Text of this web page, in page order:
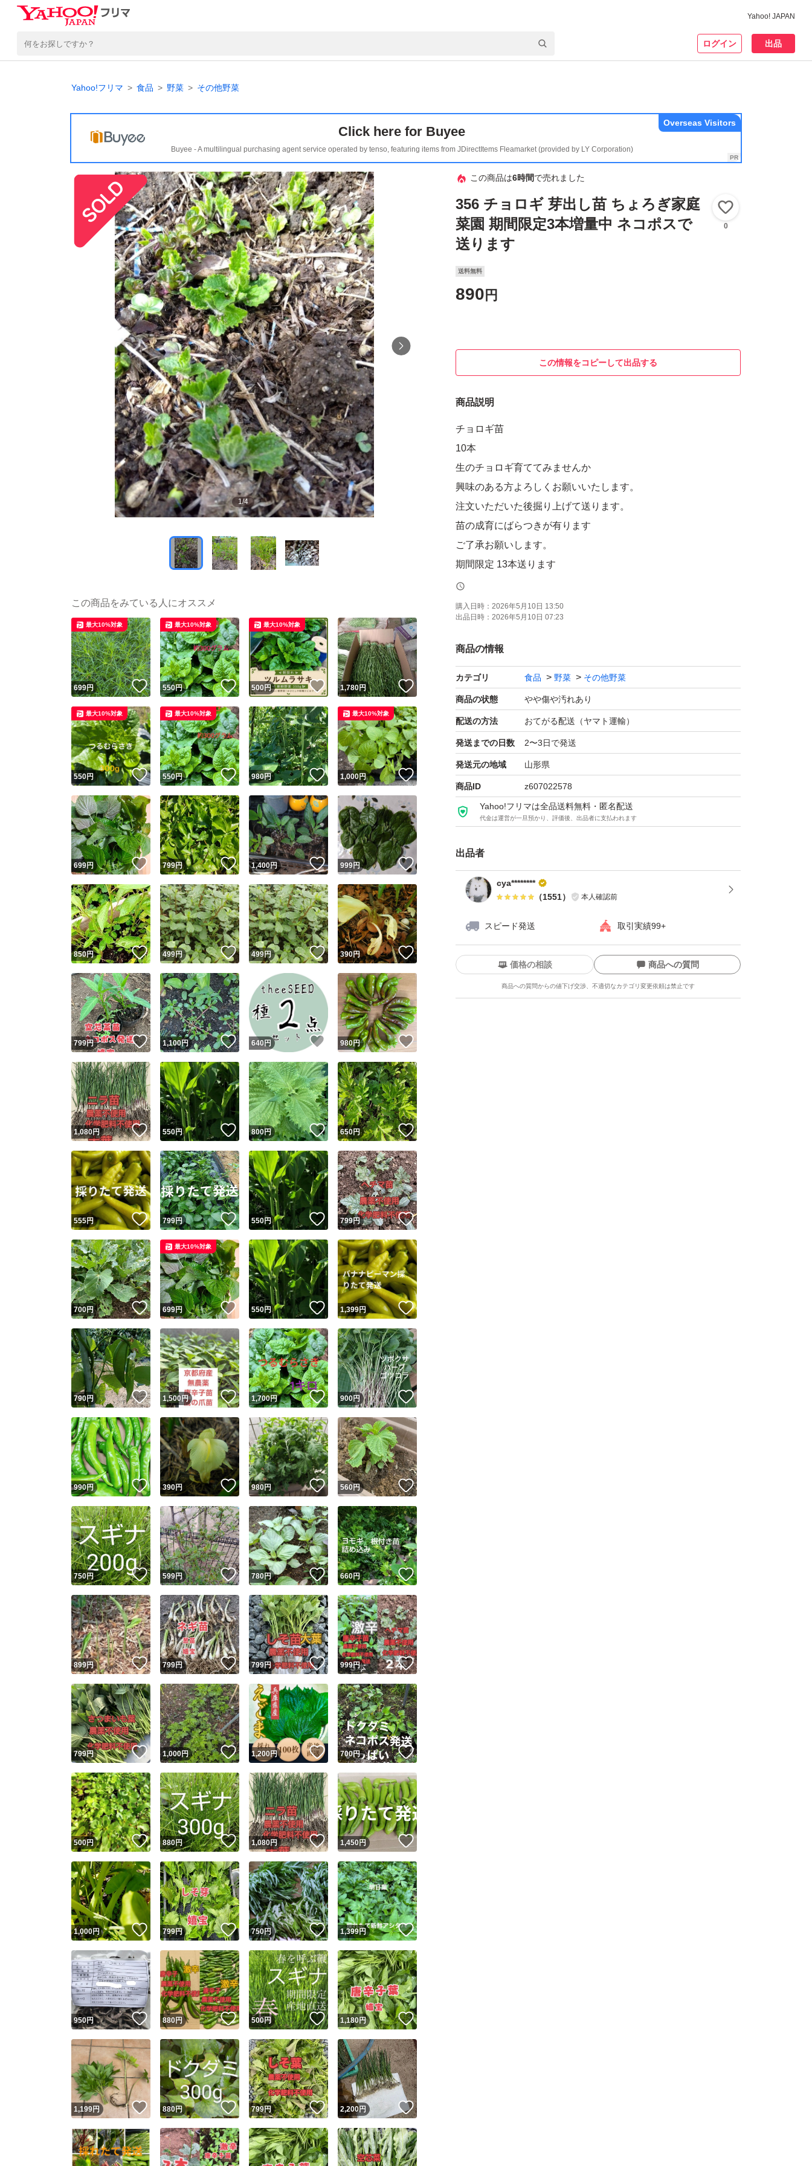
Yahoo! JAPAN
ログイン 出品
Yahoo!フリマ 食品 野菜 その他野菜
Click here for Buyee
Buyee - A multilingual purchasing agent service operated by tenso, featuring items from JDirectItems Fleamarket (provided by LY Corporation)
Overseas Visitors
1/4
この商品は6時間で売れました
356 チョロギ 芽出し苗 ちょろぎ家庭
菜園 期間限定3本増量中 ネコポスで
送ります
0
送料無料
890 円
この情報をコピーして出品する
商品説明
チョロギ苗
10本
生のチョロギ育ててみませんか
興味のある方よろしくお願いいたします。
注文いただいた後掘り上げて送ります。
苗の成育にばらつきが有ります
ご了承お願いします。
期間限定 13本送ります
毎日成長しますので画像は参考です
購入日時： 2026年5月10日 13:50
出品日時： 2026年5月10日 07:23
商品の情報
カテゴリ 食品 野菜 その他野菜
商品の状態 やや傷や汚れあり
配送の方法 おてがる配送（ヤマト運輸）
発送までの日数 2〜3日で発送
発送元の地域 山形県
商品ID z607022578
Yahoo!フリマは全品送料無料・匿名配送
代金は運営が一旦預かり、評価後、出品者に支払われます
出品者
cya********
（1551） 本人確認前
スピード発送 取引実績99+
ユーザーの実績について
Yahoo!フリマが定めた一定の基準を満たしたユーザーにバッジを付与しています
安心取引出品者
安心取引出品者 Yahoo!フリマの基準をクリアした安心・安全なユーザーです
取引実績
取引実績◯+ このユーザーはYahoo!フリマの取引を完了させた実績があります
他フリマ実績◯+ このユーザーは他フリマサービスでの取引実績があります
スピード&安心発送
※このバッジは実績に基づく表示であり、発送を保証しているものではありません
スピード＆安心発送
このユーザーは高頻度で24時間以内＆設定した発送日数内に発送してい
ます
スピード発送 このユーザーは高頻度で24時間以内に発送しています
安心発送 このユーザーは設定した発送日数内に発送しています
価格の相談 商品への質問
商品への質問からの値下げ交渉、不適切なカテゴリ変更依頼は禁止です
この商品の情報をコピーします
商品画像の 無断転載は禁止されています
コピーは1商品につき1回です
出品ページへ
キャンセル
この商品をみている人にオススメ
699円 いいね！
最大10%対象
550円 いいね！
最大10%対象
500円 いいね！
最大10%対象
1,780円 いいね！
550円 いいね！
最大10%対象
550円 いいね！
最大10%対象
980円 いいね！
1,000円 いいね！
最大10%対象
699円 いいね！
799円 いいね！
1,400円 いいね！
999円 いいね！
850円 いいね！
499円 いいね！
499円 いいね！
390円 いいね！
799円 いいね！
1,100円 いいね！
640円 いいね！
980円 いいね！
1,080円 いいね！
550円 いいね！
800円 いいね！
650円 いいね！
555円 いいね！
799円 いいね！
550円 いいね！
799円 いいね！
700円 いいね！
699円 いいね！
最大10%対象
550円 いいね！
1,399円 いいね！
790円 いいね！
1,500 円 いいね！
1,700円 いいね！
900円 いいね！
990円 いいね！
390円 いいね！
980円 いいね！
560円 いいね！
750円 いいね！
599円 いいね！
780円 いいね！
660円 いいね！
899円 いいね！
799円 いいね！
799円 いいね！
999円 いいね！
799円 いいね！
1,000円 いいね！
1,200円 いいね！
700円 いいね！
500円 いいね！
880円 いいね！
1,080円 いいね！
1,450円
1,000円 いいね！
799円 いいね！
750円 いいね！
1,399円 いいね！
950円 いいね！
880円 いいね！
500円 いいね！
1,180円 いいね！
1,199円 いいね！
880円 いいね！
799円 いいね！
2,200円 いいね！